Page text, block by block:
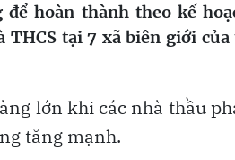
để hoàn thành theo kế
tại 7 xã biên giới
lớn khi các nhà thầu
tăng mạnh.